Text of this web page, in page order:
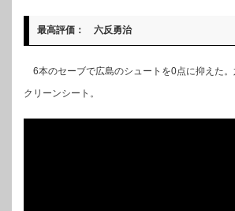
最高評価： 六反勇治
6本のセーブで広島のシュートを0点に抑えた
クリーンシート。